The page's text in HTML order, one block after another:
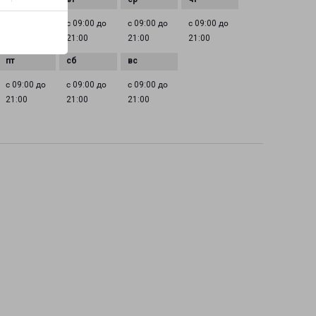
с 09:00 до
21:00
с 09:00 до
21:00
с 09:00 до
21:00
с 09:00 до
21:00
с 09:00 до
21:00
с 09:00 до
21:00